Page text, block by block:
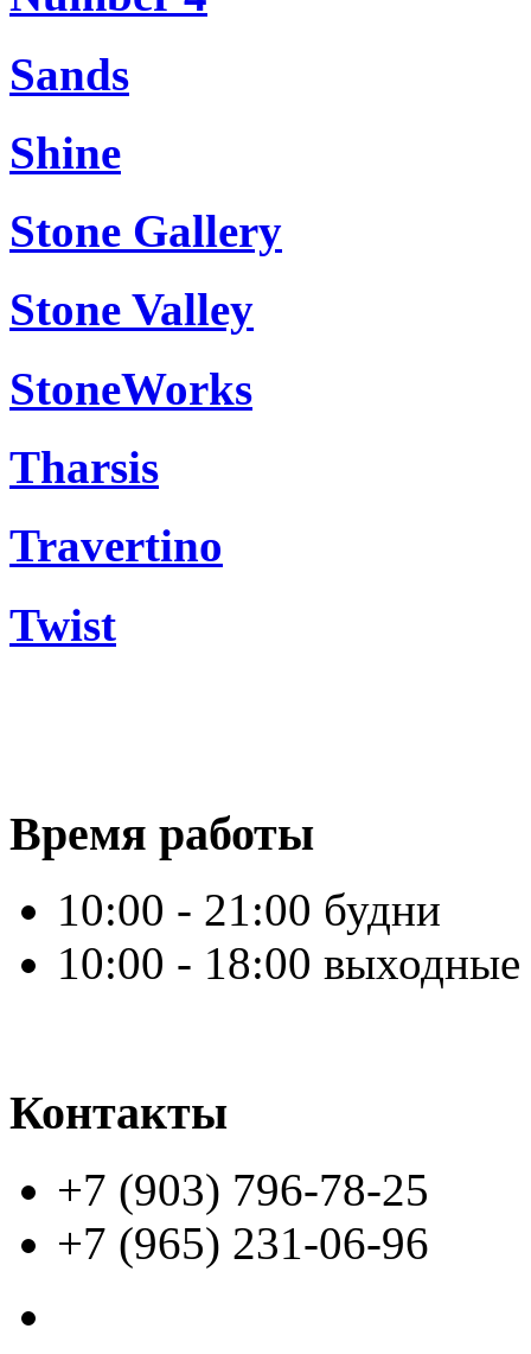
Sands
Shine
Stone Gallery
Stone Valley
StoneWorks
Tharsis
Travertino
Twist
Время работы
10:00 - 21:00 будни
10:00 - 18:00 выходные
Контакты
+7 (903) 796-78-25
+7 (965) 231-06-96